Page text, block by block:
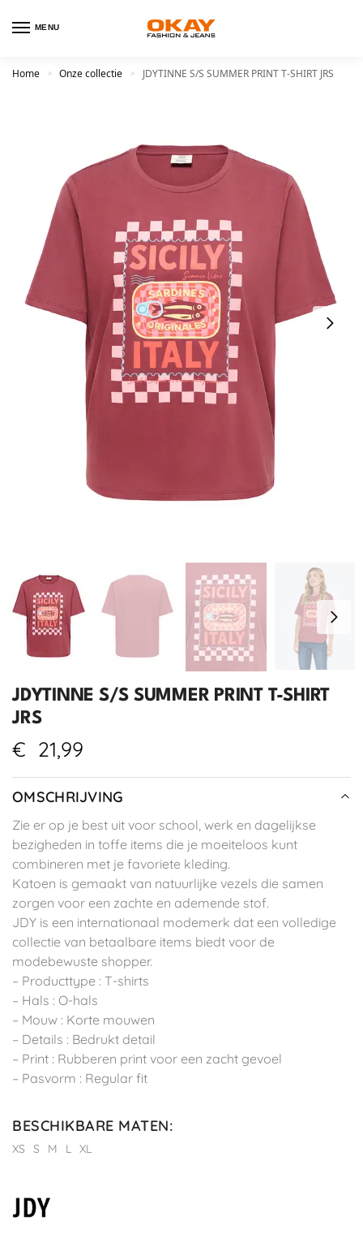
MENU
Home > Onze collectie > JDYTINNE S/S SUMMER PRINT T-SHIRT JRS
JDYTINNE S/S SUMMER PRINT T-SHIRT
JRS
€ 21,99
OMSCHRIJVING
Zie er op je best uit voor school, werk en dagelijkse
bezigheden in toffe items die je moeiteloos kunt
combineren met je favoriete kleding.
Katoen is gemaakt van natuurlijke vezels die samen
zorgen voor een zachte en ademende stof.
JDY is een internationaal modemerk dat een volledige
collectie van betaalbare items biedt voor de
modebewuste shopper.
– Producttype : T-shirts
– Hals : O-hals
– Mouw : Korte mouwen
– Details : Bedrukt detail
– Print : Rubberen print voor een zacht gevoel
– Pasvorm : Regular fit
BESCHIKBARE MATEN:
XS S M L XL